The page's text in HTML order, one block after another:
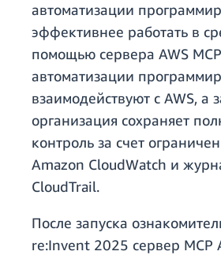
автоматизации
эффективнее работать в
помощью сервера AWS
автоматизации
взаимодействуют с AWS, а
организация сохраняет
контроль за счет
Amazon CloudWatch и
CloudTrail.
После запуска
re:Invent 2025 сервер MCP